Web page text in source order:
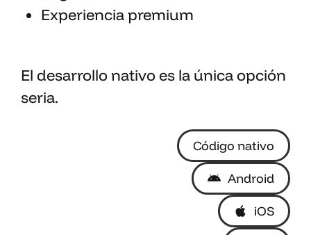
Experiencia premium
El desarrollo nativo es la única opción
seria.
Código nativo
Android
iOS